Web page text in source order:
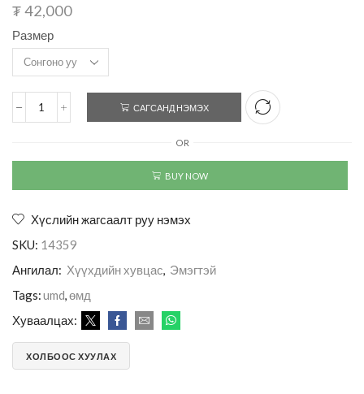
₮42,000
Размер
САГСАНД НЭМЭХ
OR
BUY NOW
Хүслийн жагсаалт руу нэмэх
SKU: 14359
Ангилал: Хүүхдийн хувцас, Эмэгтэй
Tags:umd,өмд
Хуваалцах:
ХОЛБООС ХУУЛАХ